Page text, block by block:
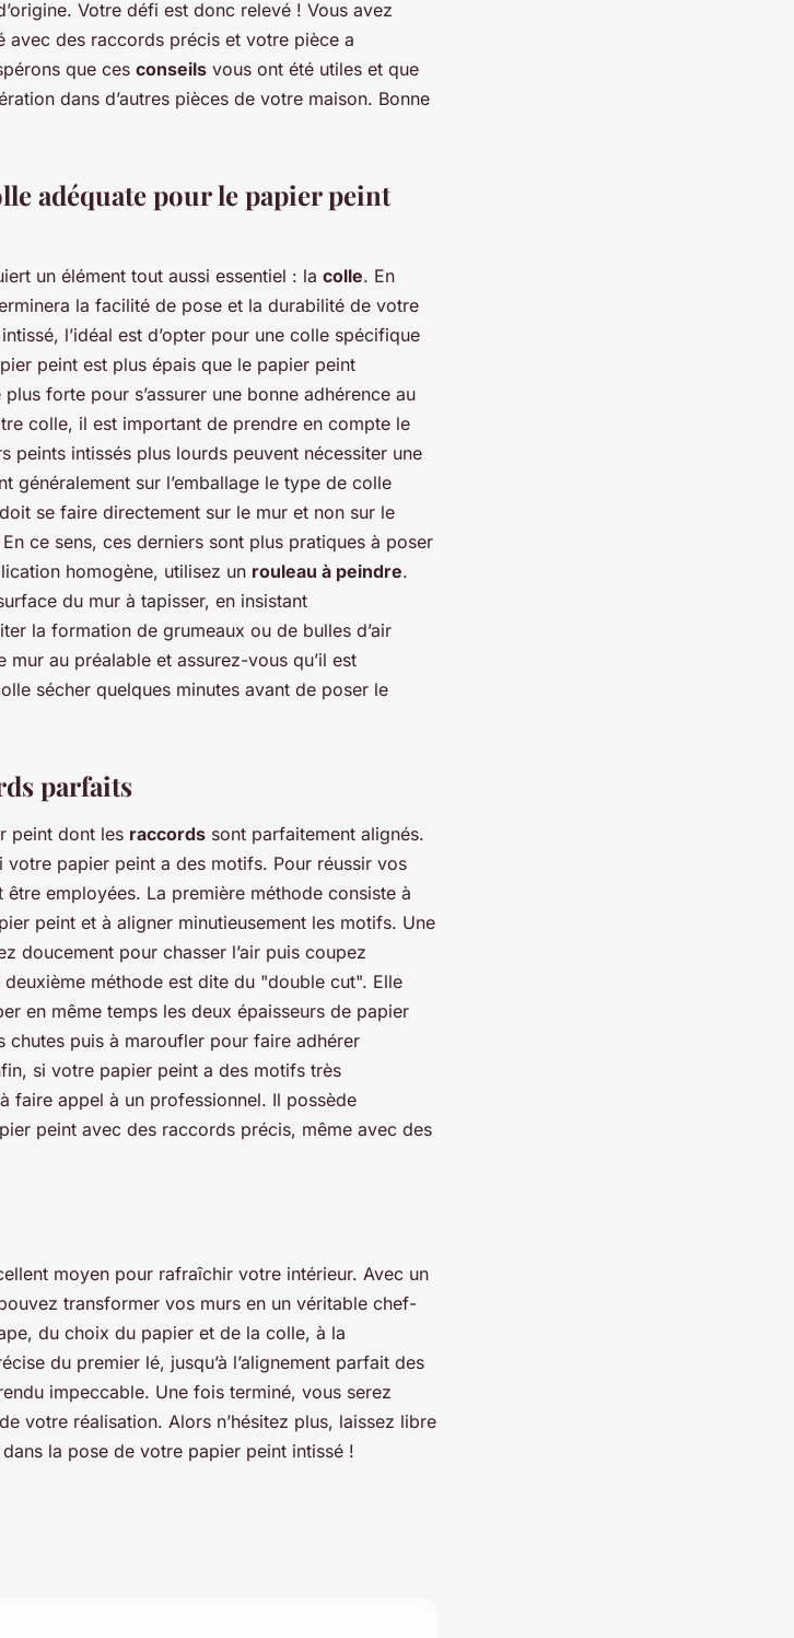
Votre défi est donc relevé ! Vous avez
avec des raccords précis et votre pièce a
que ces conseils vous ont été utiles et que
dans d’autres pièces de votre maison. Bonne
adéquate pour le papier peint
un élément tout aussi essentiel : la colle. En
la facilité de pose et la durabilité de votre
l’idéal est d’opter pour une colle spécifique
peint est plus épais que le papier peint
forte pour s’assurer une bonne adhérence au
colle, il est important de prendre en compte le
peints intissés plus lourds peuvent nécessiter une
généralement sur l’emballage le type de colle
se faire directement sur le mur et non sur le
ce sens, ces derniers sont plus pratiques à poser
homogène, utilisez un rouleau à peindre.
du mur à tapisser, en insistant
la formation de grumeaux ou de bulles d’air
au préalable et assurez-vous qu’il est
sécher quelques minutes avant de poser le
parfaits
peint dont les raccords sont parfaitement alignés.
votre papier peint a des motifs. Pour réussir vos
employées. La première méthode consiste à
peint et à aligner minutieusement les motifs. Une
doucement pour chasser l’air puis coupez
méthode est dite du "double cut". Elle
en même temps les deux épaisseurs de papier
puis à maroufler pour faire adhérer
si votre papier peint a des motifs très
faire appel à un professionnel. Il possède
peint avec des raccords précis, même avec des
moyen pour rafraîchir votre intérieur. Avec un
transformer vos murs en un véritable chef-
du choix du papier et de la colle, à la
du premier lé, jusqu’à l’alignement parfait des
impeccable. Une fois terminé, vous serez
votre réalisation. Alors n’hésitez plus, laissez libre
la pose de votre papier peint intissé !